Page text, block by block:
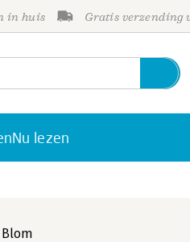
in huis Gratis verzending
Nu lezen